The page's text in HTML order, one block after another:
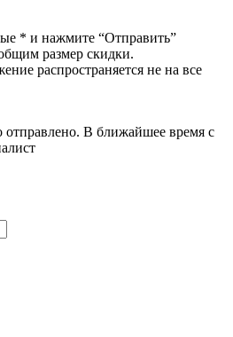
* и нажмите “Отправить”
размер скидки.
распространяется не на все
В ближайшее время с